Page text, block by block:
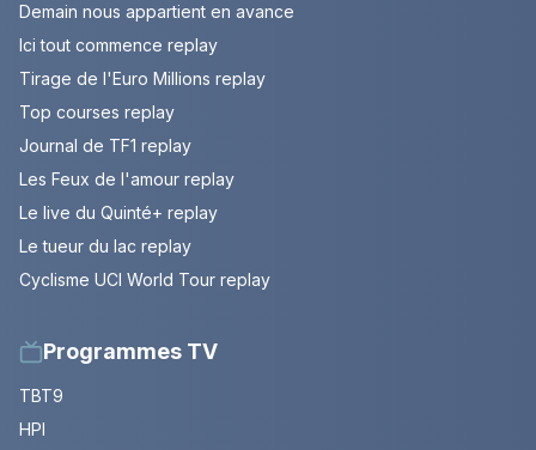
Demain nous appartient en avance
Ici tout commence replay
Tirage de l'Euro Millions replay
Top courses replay
Journal de TF1 replay
Les Feux de l'amour replay
Le live du Quinté+ replay
Le tueur du lac replay
Cyclisme UCI World Tour replay
Programmes TV
TBT9
HPI